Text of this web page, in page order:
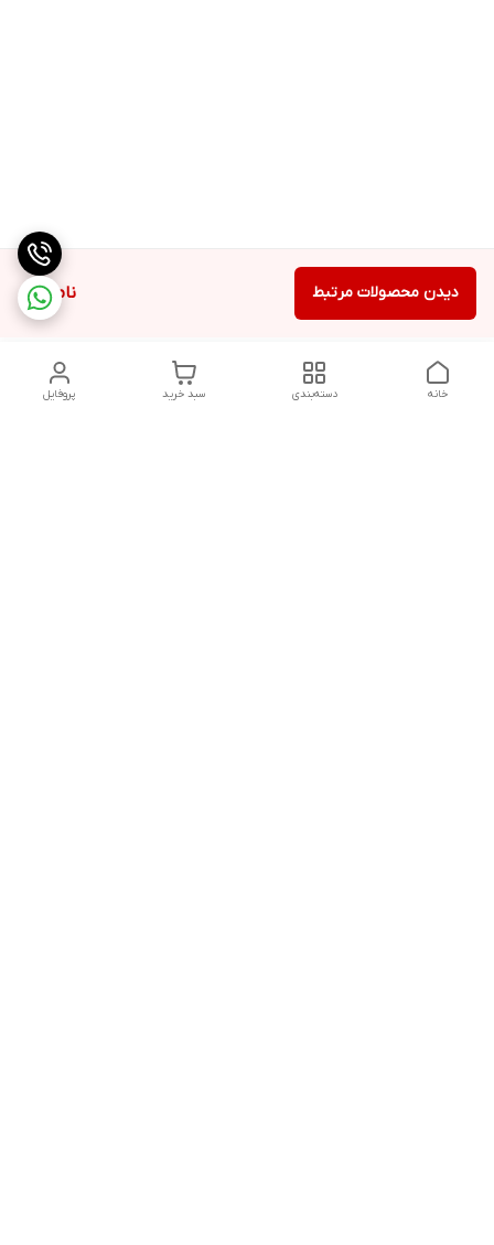
ناموجود دیدن محصولات مرتبط
پروفایل سبد خرید دسته‌بندی خانه